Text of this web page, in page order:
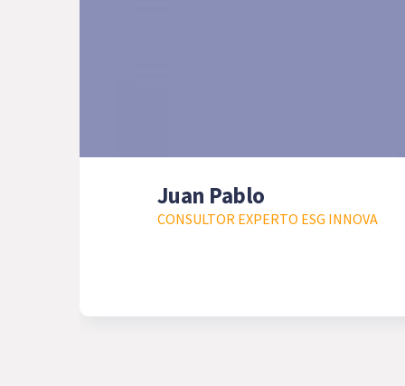
Juan Pablo
CONSULTOR EXPERTO ESG INNOVA